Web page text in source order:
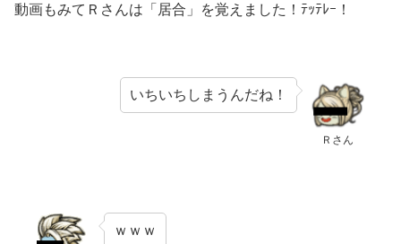
動画もみてＲさんは「居合」を覚えました！ﾃｯﾃﾚｰ！
Ｒさん
いちいちしまうんだね！
ｗｗｗ